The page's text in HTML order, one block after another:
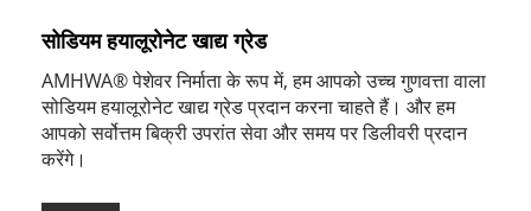
सोडियम हयालूरोनेट खाद्य ग्रेड
AMHWA® पेशेवर निर्माता के रूप में, हम आपको उच्च गुणवत्ता वाला
सोडियम हयालूरोनेट खाद्य ग्रेड प्रदान करना चाहते हैं। और हम
आपको सर्वोत्तम बिक्री उपरांत सेवा और समय पर डिलीवरी प्रदान
करेंगे।